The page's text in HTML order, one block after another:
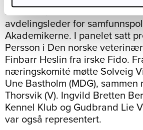
Frokostmøtet ble ledet av
avdelingsleder for
Akademikerne. I panelet satt
Persson i Den norske
Finbarr Heslin fra irske Fido.
næringskomité møtte Solveig
Une Bastholm (MDG), sammen
Thorsvik (V). Ingvild Bretten
Kennel Klub og Gudbrand Lie
var også representert.